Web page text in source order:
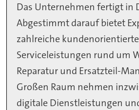
Das Unternehmen fertigt in
Abgestimmt darauf bietet
zahlreiche kundenorientierte
Serviceleistungen rund um
Reparatur und Ersatzteil-
Großen Raum nehmen
digitale Dienstleistungen